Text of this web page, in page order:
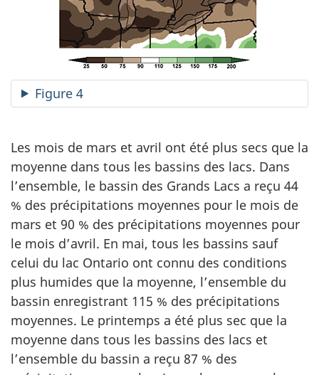
Figure 4
Les mois de mars et avril ont été plus secs que la
moyenne dans tous les bassins des lacs. Dans
l’ensemble, le bassin des Grands Lacs a reçu 44
% des précipitations moyennes pour le mois de
mars et 90 % des précipitations moyennes pour
le mois d’avril. En mai, tous les bassins sauf
celui du lac Ontario ont connu des conditions
plus humides que la moyenne, l’ensemble du
bassin enregistrant 115 % des précipitations
moyennes. Le printemps a été plus sec que la
moyenne dans tous les bassins des lacs et
l’ensemble du bassin a reçu 87 % des